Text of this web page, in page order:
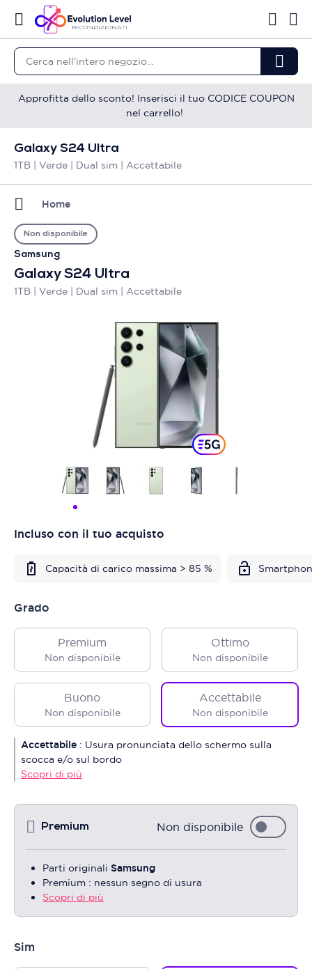
Approfitta dello sconto! Inserisci il tuo CODICE COUPON
nel carrello!
Galaxy S24 Ultra
1TB | Verde | Dual sim | Accettabile
Home
Samsung
Galaxy S24 Ultra
1TB | Verde | Dual sim | Accettabile
Non disponibile
Incluso con il tuo acquisto
Capacità di carico massima > 85 %
Grado
Premium
Non disponibile
Ottimo
Non disponibile
Buono
Non disponibile
Accettabile
Non disponibile
Accettabile : Usura pronunciata dello schermo sulla
scocca e/o sul bordo
Scopri di più
Premium Non disponibile
Parti originali Samsung
Premium : nessun segno di usura
Scopri di più
Sim